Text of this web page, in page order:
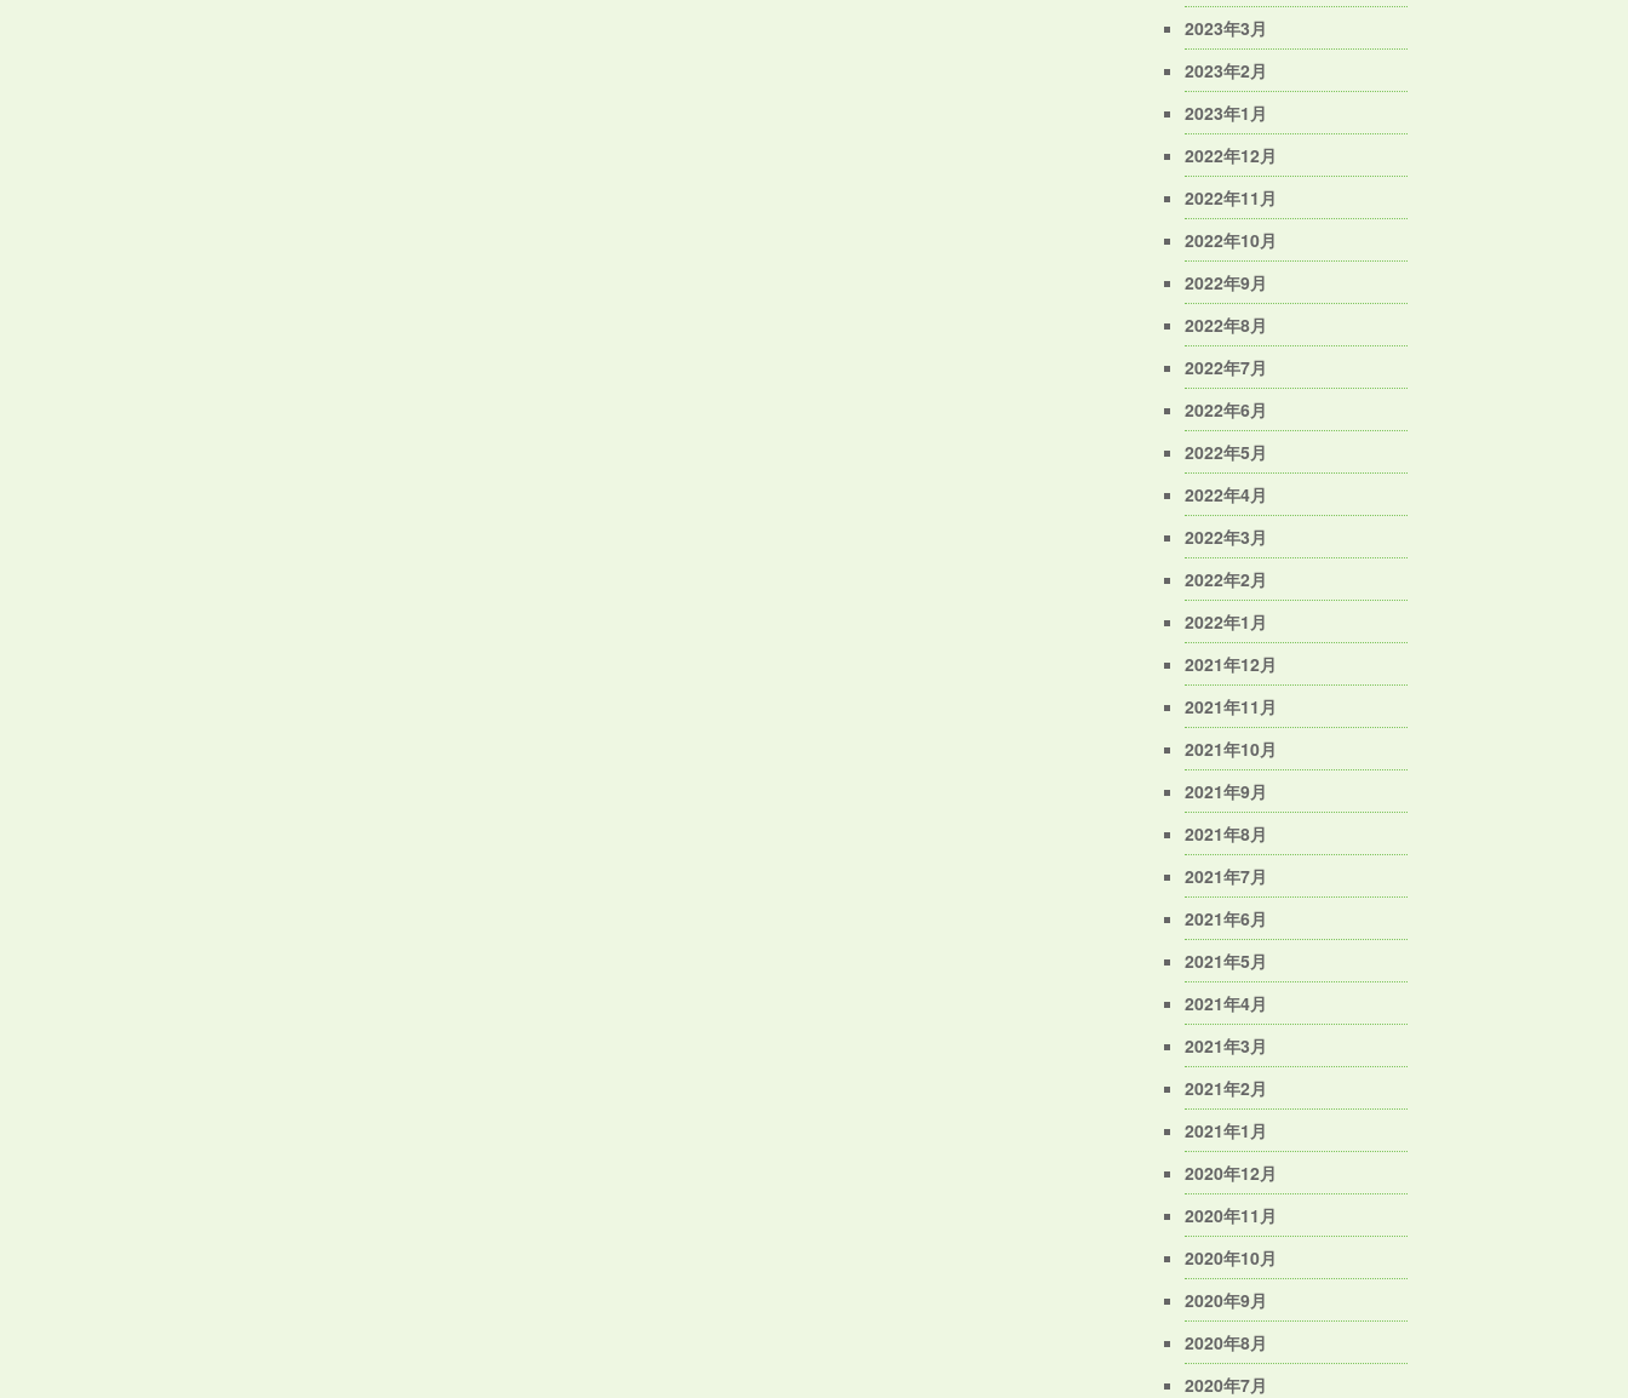
2023年3月
2023年2月
2023年1月
2022年12月
2022年11月
2022年10月
2022年9月
2022年8月
2022年7月
2022年6月
2022年5月
2022年4月
2022年3月
2022年2月
2022年1月
2021年12月
2021年11月
2021年10月
2021年9月
2021年8月
2021年7月
2021年6月
2021年5月
2021年4月
2021年3月
2021年2月
2021年1月
2020年12月
2020年11月
2020年10月
2020年9月
2020年8月
2020年7月